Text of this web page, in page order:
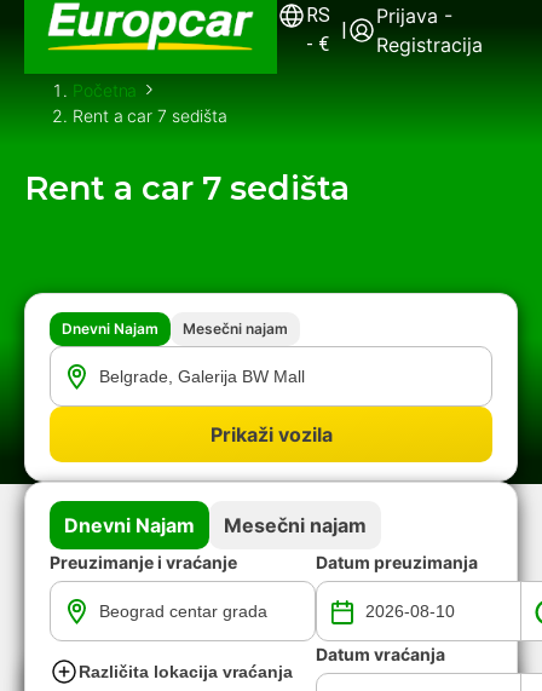
RS
- €
|
Prijava -
Registracija
Početna
Rent a car 7 sedišta
Rent a car 7 sedišta
Dnevni Najam Mesečni najam
Prikaži vozila
Dnevni Najam Mesečni najam
Preuzimanje i vraćanje
Različita lokacija vraćanja
Datum preuzimanja
Datum vraćanja